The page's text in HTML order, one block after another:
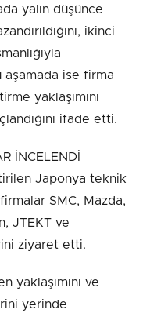
yalın düşünce
ikinci
aşamada ise firma
yaklaşımını
ifade etti.
İNCELENDİ
Japonya teknik
SMC, Mazda,
JTEKT ve
ziyaret etti.
yaklaşımını ve
yerinde